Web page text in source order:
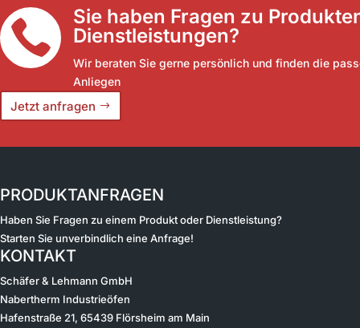

Sie haben Fragen zu
Dienstleistungen?
Wir beraten Sie gerne persönlich und finden die
Anliegen
Jetzt anfragen
PRODUKTANFRAGEN
Haben Sie Fragen zu einem Produkt oder Dienstleistung?
Starten Sie unverbindlich eine Anfrage!
KONTAKT
Schäfer & Lehmann GmbH
Nabertherm Industrieöfen
Hafenstraße 21, 65439 Flörsheim am Main